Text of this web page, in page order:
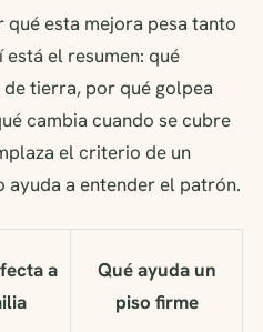
qué esta mejora pesa tanto
el resumen: qué
tierra, por qué golpea
cambia cuando se cubre
el criterio de un
a entender el patrón.
a
Qué ayuda un
piso firme